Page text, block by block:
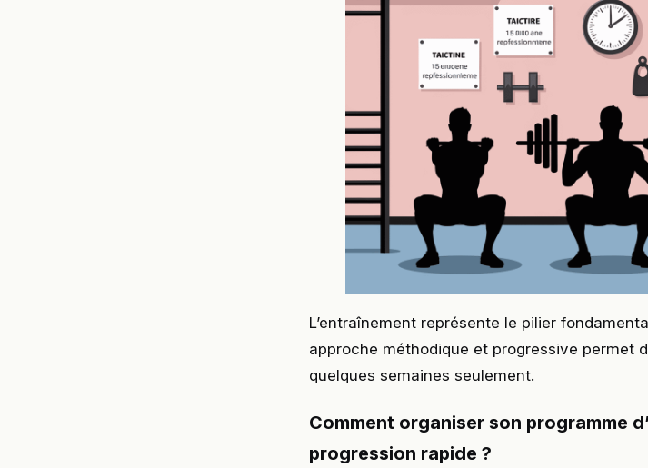
L’entraînement représente le pilier
approche méthodique et progressive permet
quelques semaines seulement.
Comment organiser son programme
progression rapide ?